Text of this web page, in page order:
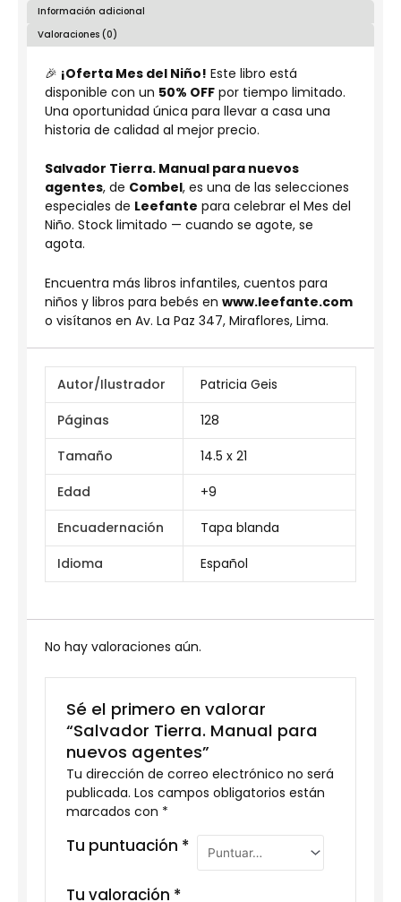
Información adicional
Valoraciones (0)
🎉 ¡Oferta Mes del Niño! Este libro está
disponible con un 50% OFF por tiempo limitado.
Una oportunidad única para llevar a casa una
historia de calidad al mejor precio.
Salvador Tierra. Manual para nuevos
agentes, de Combel, es una de las selecciones
especiales de Leefante para celebrar el Mes del
Niño. Stock limitado — cuando se agote, se
agota.
Encuentra más libros infantiles, cuentos para
niños y libros para bebés en www.leefante.com
o visítanos en Av. La Paz 347, Miraflores, Lima.
Autor/Ilustrador
Patricia Geis
Páginas
128
Tamaño
14.5 x 21
Edad
+9
Encuadernación
Tapa blanda
Idioma
Español
No hay valoraciones aún.
Sé el primero en valorar
“Salvador Tierra. Manual para
nuevos agentes”
Tu dirección de correo electrónico no será
publicada. Los campos obligatorios están
marcados con *
Tu puntuación *
Tu valoración *